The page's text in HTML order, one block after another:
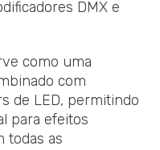
DMX e
como uma
com
de LED, permitindo
para efeitos
todas as